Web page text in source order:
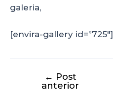
galeria,
[envira-gallery id=”725″]
← Post
anterior